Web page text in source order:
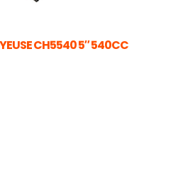
CH5540 5″ 540CC